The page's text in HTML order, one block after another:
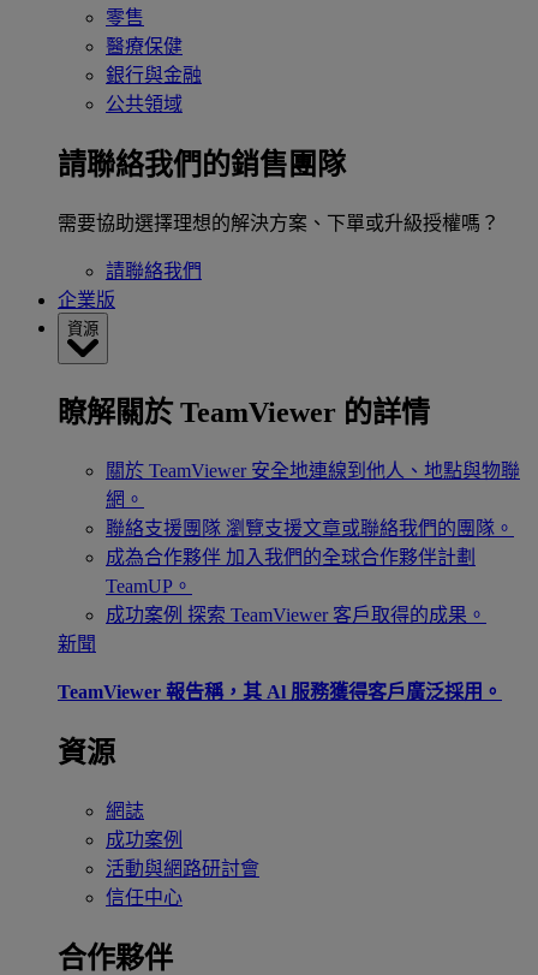
零售
醫療保健
銀行與金融
公共領域
請聯絡我們的銷售團隊
需要協助選擇理想的解決方案、下單或升級授權嗎？
請聯絡我們
企業版
資源
瞭解關於 TeamViewer 的詳情
關於 TeamViewer 安全地連線到他人、地點與物聯
網。
聯絡支援團隊 瀏覽支援文章或聯絡我們的團隊。
成為合作夥伴 加入我們的全球合作夥伴計劃
TeamUP。
成功案例 探索 TeamViewer 客戶取得的成果。
新聞
TeamViewer 報告稱，其 Al 服務獲得客戶廣泛採用。
資源
網誌
成功案例
活動與網路研討會
信任中心
合作夥伴